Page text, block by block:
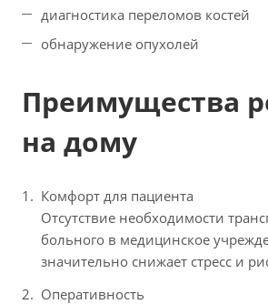
диагностика переломов костей
обнаружение опухолей
Преимущества
на дому
Комфорт для пациента
Отсутствие необходимости
больного в медицинское
значительно снижает стресс и
Оперативность